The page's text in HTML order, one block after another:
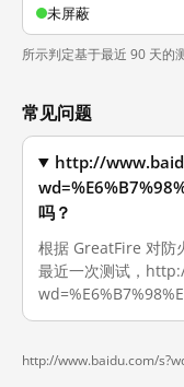
未屏蔽
所示判定基于最近 90 天的
常见问题
http://
吗？
根据 GreatFire 对防
最近一次测试，
http://www.baidu.com/